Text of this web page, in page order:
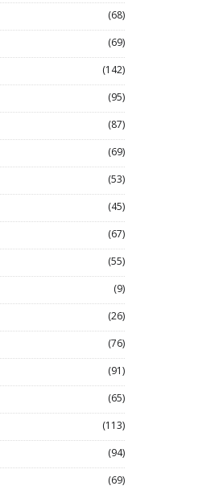
(68)
(69)
(142)
(95)
(87)
(69)
(53)
(45)
(67)
(55)
(9)
(26)
(76)
(91)
(65)
(113)
(94)
(69)